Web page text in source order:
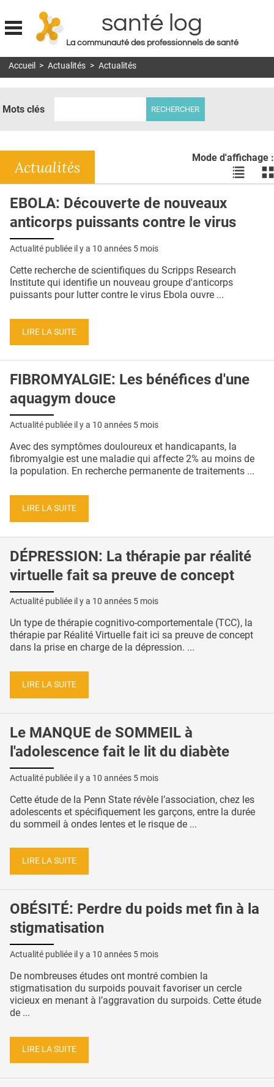
Jump to navigation
santé log
La communauté des professionnels de santé
MON COMPTE
DOSSIERS
RÉSEAUX
E-REVUE SAD
QUI SOMMES-NOUS ?
CONDITIONS GÉNÉRALES
CRÉDITS
Accueil > Actualités > Actualités
Mots clés
Mode d'affichage :
Voir
les
liste
les
Actualités
EBOLA: Découverte de nouveaux
anticorps puissants contre le virus
Actualité publiée il y a 10 années 5 mois
Cette recherche de scientifiques du Scripps Research
Institute qui identifie un nouveau groupe d'anticorps
puissants pour lutter contre le virus Ebola ouvre ...
LIRE LA SUITE
FIBROMYALGIE: Les bénéfices d'une
aquagym douce
Actualité publiée il y a 10 années 5 mois
Avec des symptômes douloureux et handicapants, la
fibromyalgie est une maladie qui affecte 2% au moins de
la population. En recherche permanente de traitements ...
LIRE LA SUITE
DÉPRESSION: La thérapie par réalité
virtuelle fait sa preuve de concept
Actualité publiée il y a 10 années 5 mois
Un type de thérapie cognitivo-comportementale (TCC), la
thérapie par Réalité Virtuelle fait ici sa preuve de concept
dans la prise en charge de la dépression. ...
LIRE LA SUITE
Le MANQUE de SOMMEIL à
l'adolescence fait le lit du diabète
Actualité publiée il y a 10 années 5 mois
Cette étude de la Penn State révèle l’association, chez les
adolescents et spécifiquement les garçons, entre la durée
du sommeil à ondes lentes et le risque de ...
LIRE LA SUITE
OBÉSITÉ: Perdre du poids met fin à la
stigmatisation
Actualité publiée il y a 10 années 5 mois
De nombreuses études ont montré combien la
stigmatisation du surpoids pouvait favoriser un cercle
vicieux en menant à l’aggravation du surpoids. Cette étude
de ...
LIRE LA SUITE